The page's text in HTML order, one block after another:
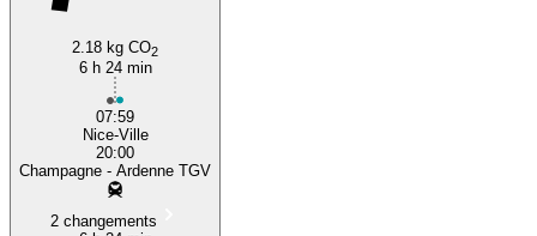
2.18 kg CO2
6 h 24 min
07:59
Nice-Ville
20:00
Champagne - Ardenne TGV
2 changements